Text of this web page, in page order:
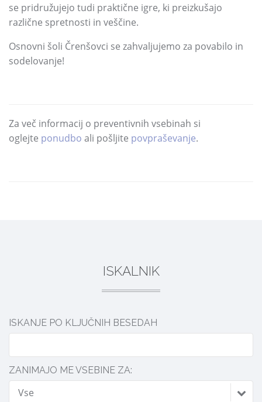
se pridružujejo tudi praktične igre, ki preizkušajo
različne spretnosti in veščine.
Osnovni šoli Črenšovci se zahvaljujemo za povabilo in
sodelovanje!
Za več informacij o preventivnih vsebinah si
oglejte ponudbo ali pošljite povpraševanje.
ISKALNIK
ISKANJE PO KLJUČNIH BESEDAH
ZANIMAJO ME VSEBINE ZA:
Vse